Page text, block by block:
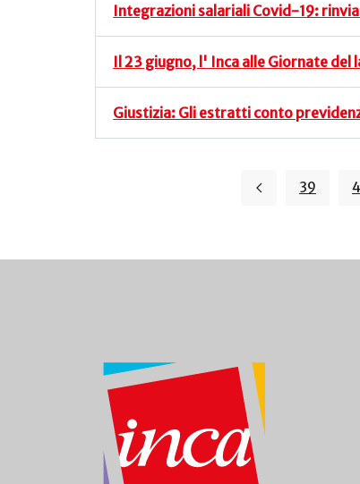
Integrazioni salariali Covid-19:
Il 23 giugno, l' Inca alle Giornate del
Giustizia: Gli estratti conto
39